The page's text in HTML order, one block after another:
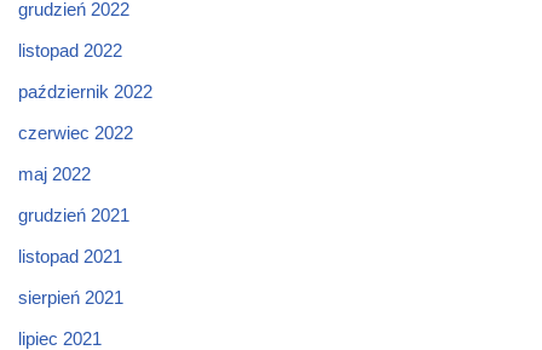
grudzień 2022
listopad 2022
październik 2022
czerwiec 2022
maj 2022
grudzień 2021
listopad 2021
sierpień 2021
lipiec 2021